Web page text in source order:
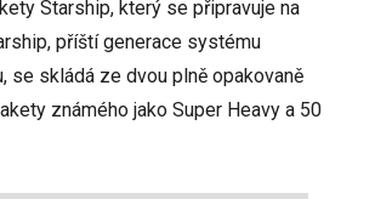
Starship, který se připravuje na
příští generace systému
se skládá ze dvou plně opakovaně
známého jako Super Heavy a 50